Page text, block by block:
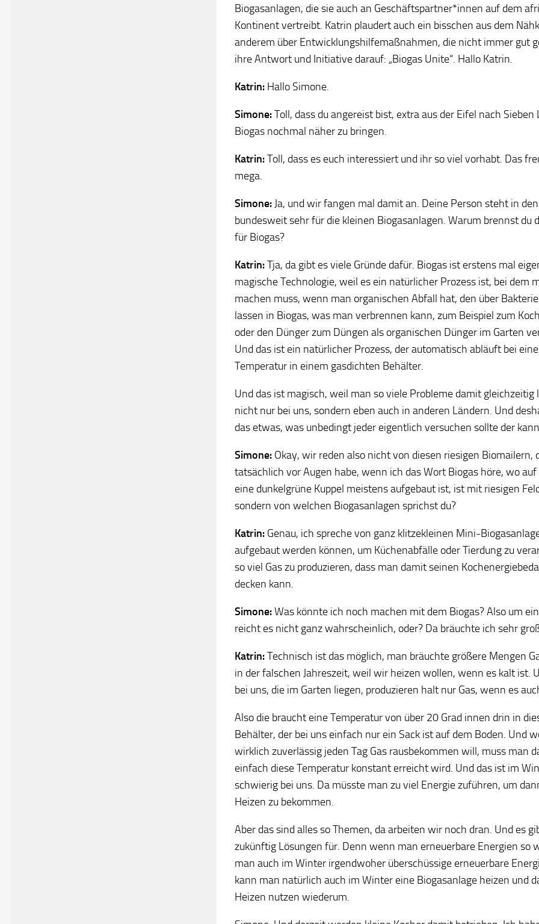
Biogasanlagen, die sie auch an Geschäftspartner*innen auf dem
Kontinent vertreibt. Katrin plaudert auch ein bisschen aus dem
anderem über Entwicklungshilfemaßnahmen, die nicht immer gut
ihre Antwort und Initiative darauf: „Biogas Unite“. Hallo Katrin.
Katrin: Hallo Simone.
Simone:Toll, dass du angereist bist, extra aus der Eifel nach Sieben
Biogas nochmal näher zu bringen.
Katrin:Toll, dass es euch interessiert und ihr so viel vorhabt. Das
mega.
Simone: Ja, und wir fangen mal damit an. Deine Person steht in
bundesweit sehr für die kleinen Biogasanlagen. Warum brennst du
für Biogas?
Katrin:Tja, da gibt es viele Gründe dafür. Biogas ist erstens mal
magische Technologie, weil es ein natürlicher Prozess ist, bei dem
machen muss, wenn man organischen Abfall hat, den über
lassen in Biogas, was man verbrennen kann, zum Beispiel zum
oder den Dünger zum Düngen als organischen Dünger im Garten
Und das ist ein natürlicher Prozess, der automatisch abläuft bei
Temperatur in einem gasdichten Behälter.
Und das ist magisch, weil man so viele Probleme damit gleichzeitig
nicht nur bei uns, sondern eben auch in anderen Ländern. Und
das etwas, was unbedingt jeder eigentlich versuchen sollte der
Simone: Okay, wir reden also nicht von diesen riesigen Biomailern,
tatsächlich vor Augen habe, wenn ich das Wort Biogas höre, wo
eine dunkelgrüne Kuppel meistens aufgebaut ist, ist mit riesigen
sondern von welchen Biogasanlagen sprichst du?
Katrin: Genau, ich spreche von ganz klitzekleinen Mini-
aufgebaut werden können, um Küchenabfälle oder Tierdung zu
so viel Gas zu produzieren, dass man damit seinen
decken kann.
Simone:Was könnte ich noch machen mit dem Biogas? Also um
reicht es nicht ganz wahrscheinlich, oder? Da bräuchte ich sehr
Katrin:Technisch ist das möglich, man bräuchte größere Mengen
in der falschen Jahreszeit, weil wir heizen wollen, wenn es kalt ist.
bei uns, die im Garten liegen, produzieren halt nur Gas, wenn es
Also die braucht eine Temperatur von über 20 Grad innen drin in
Behälter, der bei uns einfach nur ein Sack ist auf dem Boden. Und
wirklich zuverlässig jeden Tag Gas rausbekommen will, muss man
einfach diese Temperatur konstant erreicht wird. Und das ist im
schwierig bei uns. Da müsste man zu viel Energie zuführen, um
Heizen zu bekommen.
Aber das sind alles so Themen, da arbeiten wir noch dran. Und es
zukünftig Lösungen für. Denn wenn man erneuerbare Energien so
man auch im Winter irgendwoher überschüssige erneuerbare
kann man natürlich auch im Winter eine Biogasanlage heizen und
Heizen nutzen wiederum.